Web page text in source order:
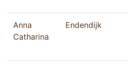
Anna
Catharina
Endendijk